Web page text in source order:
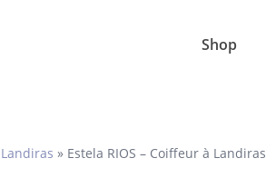
Shop
Landiras » Estela RIOS – Coiffeur à Landiras